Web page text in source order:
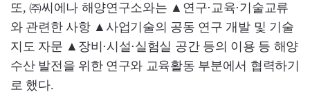
또, ㈜씨에나 해양연구소와는 ▲연구⋅교육⋅기술교류
와 관련한 사항 ▲사업기술의 공동 연구 개발 및 기술
지도 자문 ▲장비⋅시설⋅실험실 공간 등의 이용 등 해양
수산 발전을 위한 연구와 교육활동 부분에서 협력하기
로 했다.